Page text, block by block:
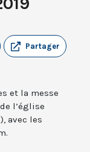
Partager
et la messe
l’église
avec les